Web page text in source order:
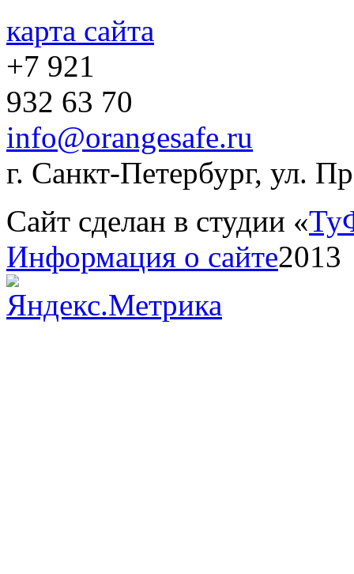
карта сайта
+7 921
932 63 70
info@orangesafe.ru
г. Санкт-Петербург, ул.
Сайт сделан в студии «
Информация о сайте2013